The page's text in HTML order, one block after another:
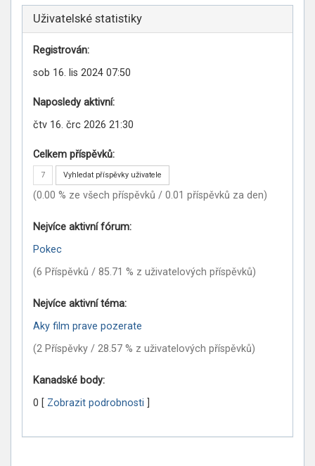
Uživatelské statistiky
Registrován:
sob 16. lis 2024 07:50
Naposledy aktivní:
čtv 16. črc 2026 21:30
Celkem příspěvků:
7 Vyhledat příspěvky uživatele
(0.00 % ze všech příspěvků / 0.01 příspěvků za den)
Nejvíce aktivní fórum:
Pokec
(6 Příspěvků / 85.71 % z uživatelových příspěvků)
Nejvíce aktivní téma:
Aky film prave pozerate
(2 Příspěvky / 28.57 % z uživatelových příspěvků)
Kanadské body:
0 [ Zobrazit podrobnosti